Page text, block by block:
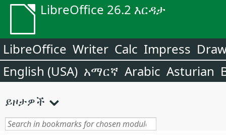
LibreOffice 26.2 እርዳታ
LibreOffice Writer Calc Impress
English (USA) አማርኛ Arabic Asturian
ይዞታዎች